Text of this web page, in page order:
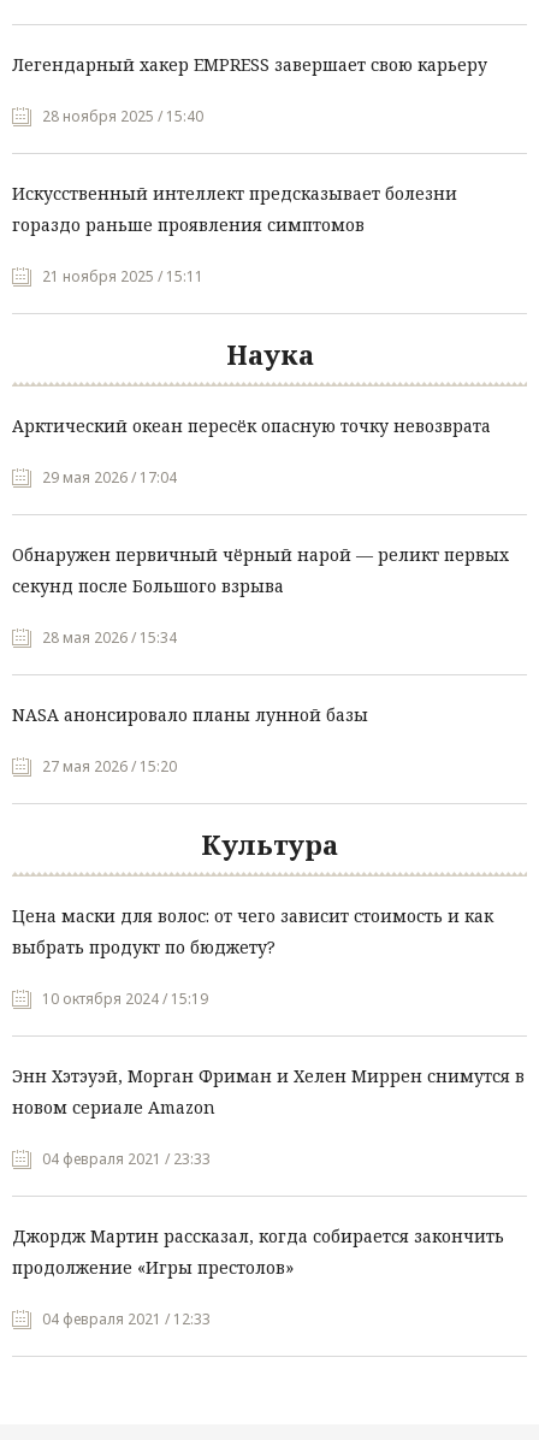
Легендарный хакер EMPRESS завершает свою карьеру
28 ноября 2025 / 15:40
Искусственный интеллект предсказывает болезни
гораздо раньше проявления симптомов
21 ноября 2025 / 15:11
Наука
Арктический океан пересёк опасную точку невозврата
29 мая 2026 / 17:04
Обнаружен первичный чёрный нарой — реликт первых
секунд после Большого взрыва
28 мая 2026 / 15:34
NASA анонсировало планы лунной базы
27 мая 2026 / 15:20
Культура
Цена маски для волос: от чего зависит стоимость и как
выбрать продукт по бюджету?
10 октября 2024 / 15:19
Энн Хэтэуэй, Морган Фриман и Хелен Миррен снимутся в
новом сериале Amazon
04 февраля 2021 / 23:33
Джордж Мартин рассказал, когда собирается закончить
продолжение «Игры престолов»
04 февраля 2021 / 12:33